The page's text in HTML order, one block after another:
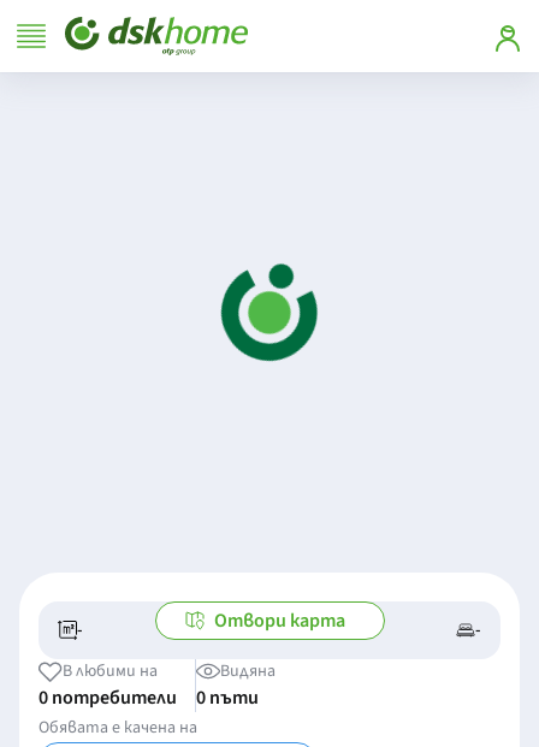
- -/- -
Отвори карта
В любими на
0 потребители
Видяна
0 пъти
Обявата е качена на